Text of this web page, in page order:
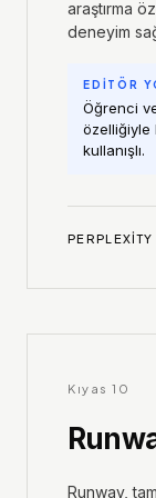
araştırma
deneyim
EDİTÖR
Öğrenci
özelliğiyle
kullanışlı.
PERPLEXITY
Kıyas 10
Runway,